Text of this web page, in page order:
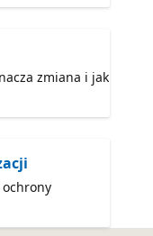
zmiana i jak